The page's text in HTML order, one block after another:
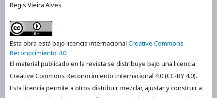
Regis Vieira Alves
Esta obra está bajo licencia internacional Creative Commons
Reconocimiento 4.0.
El material publicado en la revista se distribuye bajo una licencia
Creative Commons Reconocimiento Internacional 4.0 (CC-BY 4.0).
Esta licencia permite a otros distribuir, mezclar, ajustar y construir a